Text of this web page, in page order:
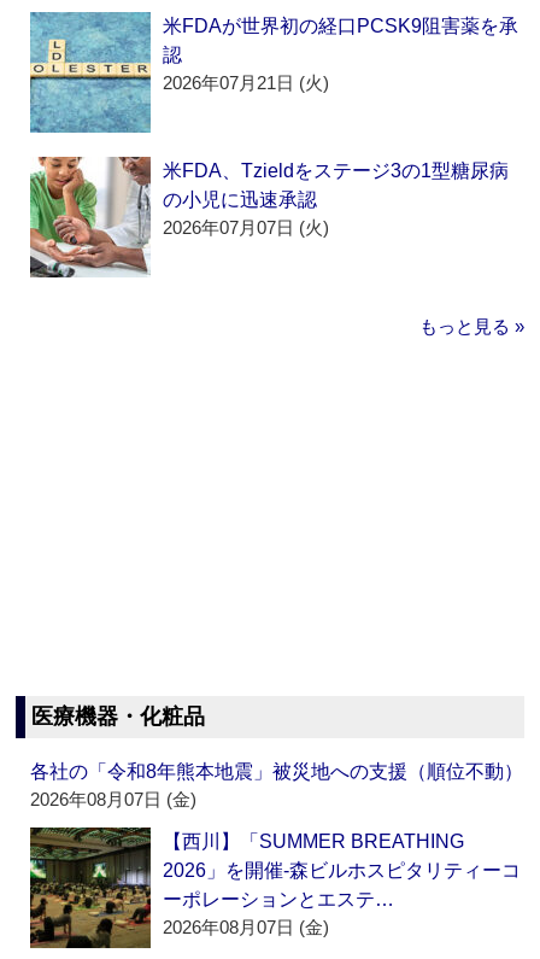
米FDAが世界初の経口PCSK9阻害薬を承
認
2026年07月21日 (火)
米FDA、Tzieldをステージ3の1型糖尿病
の小児に迅速承認
2026年07月07日 (火)
もっと見る »
医療機器・化粧品
各社の「令和8年熊本地震」被災地への支援（順位不動）
2026年08月07日 (金)
【西川】「SUMMER BREATHING
2026」を開催‐森ビルホスピタリティーコ
ーポレーションとエステ…
2026年08月07日 (金)